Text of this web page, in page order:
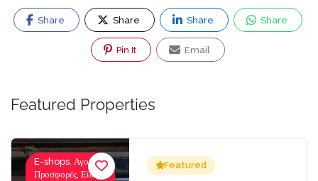
Share Share Share Share
Pin It Email
Featured Properties
E-shops, Αγορές-
Προσφορές, Είδη
Featured